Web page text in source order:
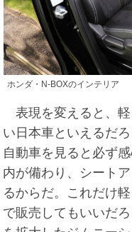
ホンダ・N-BOXのインテリア
表現を変えると、軽
い日本車といえるだ
自動車を見ると必ず
内が備わり、シート
るからだ。 これだけ
で販売してもいいだ